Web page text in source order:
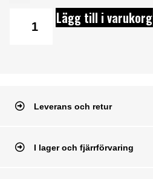
Lägg till i varukorg
Leverans och retur
I lager och fjärrförvaring